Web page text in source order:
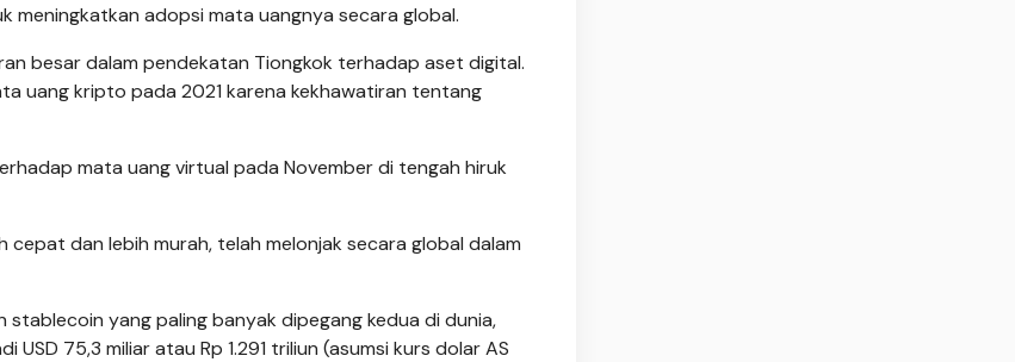
meningkatkan adopsi mata uangnya secara global.
besar dalam pendekatan Tiongkok terhadap aset digital.
uang kripto pada 2021 karena kekhawatiran tentang
mata uang virtual pada November di tengah hiruk
dan lebih murah, telah melonjak secara global dalam
stablecoin yang paling banyak dipegang kedua di dunia,
75,3 miliar atau Rp 1.291 triliun (asumsi kurs dolar AS